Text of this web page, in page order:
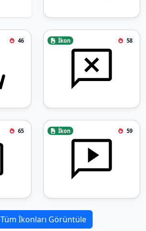
46 İkon 58
65 İkon 59
Tüm İkonları Görüntüle